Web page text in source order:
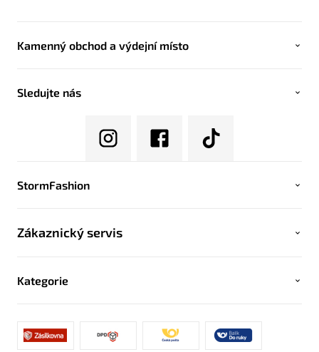
Kamenný obchod a výdejní místo
Sledujte nás
StormFashion
Zákaznický servis
Kategorie